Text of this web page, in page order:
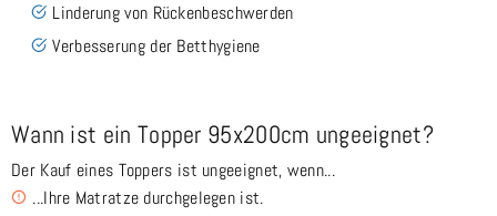
Linderung von Rückenbeschwerden
Verbesserung der Betthygiene
Wann ist ein Topper 95x200cm ungeeignet?
Der Kauf eines Toppers ist ungeeignet, wenn...
...Ihre Matratze durchgelegen ist.